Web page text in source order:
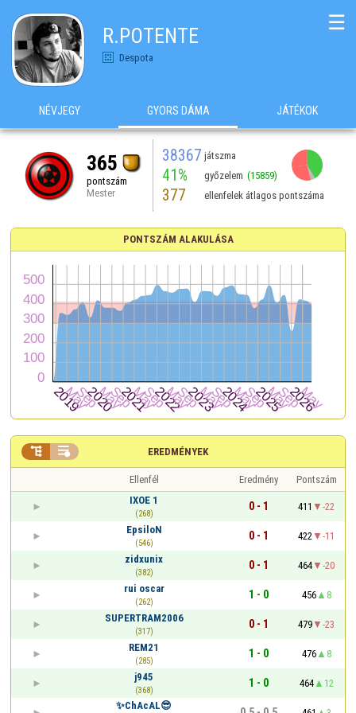
R.POTENTE
Despota
☰
NÉVJEGY GYORS DÁMA JÁTÉKOK
365
pontszám
Mester
38367 játszma
41% győzelem (15859)
377 ellenfelek átlagos pontszáma
PONTSZÁM ALAKULÁSA
EREDMÉNYEK
 
Ellenfél Eredmény
Pontszám
IXOE 1
(268)
0 - 1 411
-22
EpsiloN
(546)
0 - 1 422
-11
zidxunix
(382)
0 - 1 464
-20
rui oscar
(262)
1 - 0 456
8
SUPERTRAM2006
(317)
0 - 1 479
-23
REM21
(285)
1 - 0 476
8
j945
(368)
1 - 0 464
12
✨ChAcAL😎